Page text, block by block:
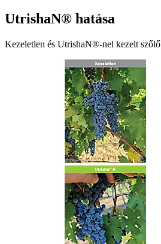
UtrishaN® hatása
Kezeletlen és UtrishaN®-nel kezelt szőlő